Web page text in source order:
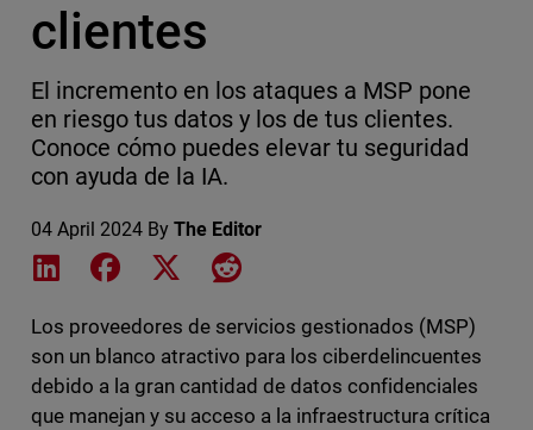
clientes
El incremento en los ataques a MSP pone
en riesgo tus datos y los de tus clientes.
Conoce cómo puedes elevar tu seguridad
con ayuda de la IA.
04 April 2024 By The Editor
Share on LinkedIn
Share on Facebook
Share on XShare on Reddit
Los proveedores de servicios gestionados (MSP)
son un blanco atractivo para los ciberdelincuentes
debido a la gran cantidad de datos confidenciales
que manejan y su acceso a la infraestructura crítica